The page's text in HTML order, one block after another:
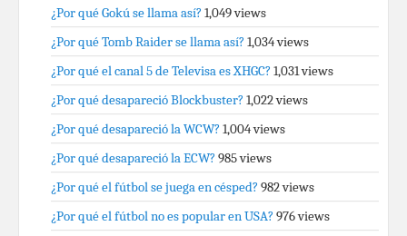
¿Por qué Gokú se llama así? 1,049 views
¿Por qué Tomb Raider se llama así? 1,034 views
¿Por qué el canal 5 de Televisa es XHGC? 1,031 views
¿Por qué desapareció Blockbuster? 1,022 views
¿Por qué desapareció la WCW? 1,004 views
¿Por qué desapareció la ECW? 985 views
¿Por qué el fútbol se juega en césped? 982 views
¿Por qué el fútbol no es popular en USA? 976 views